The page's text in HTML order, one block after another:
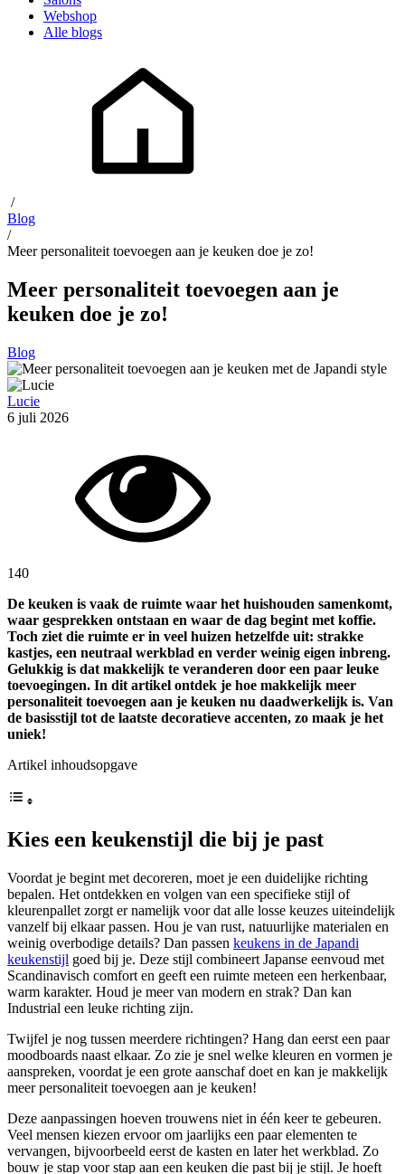
Webshop
Alle blogs
/
Blog
/
Meer personaliteit toevoegen aan je keuken doe je zo!
Meer personaliteit toevoegen aan je
keuken doe je zo!
Blog
Lucie
6 juli 2026
140
De keuken is vaak de ruimte waar het huishouden samenkomt,
waar gesprekken ontstaan en waar de dag begint met koffie.
Toch ziet die ruimte er in veel huizen hetzelfde uit: strakke
kastjes, een neutraal werkblad en verder weinig eigen inbreng.
Gelukkig is dat makkelijk te veranderen door een paar leuke
toevoegingen. In dit artikel ontdek je hoe makkelijk meer
personaliteit toevoegen aan je keuken nu daadwerkelijk is. Van
de basisstijl tot de laatste decoratieve accenten, zo maak je het
uniek!
Artikel inhoudsopgave
Kies een keukenstijl die bij je past
Voordat je begint met decoreren, moet je een duidelijke richting
bepalen. Het ontdekken en volgen van een specifieke stijl of
kleurenpallet zorgt er namelijk voor dat alle losse keuzes uiteindelijk
vanzelf bij elkaar passen. Hou je van rust, natuurlijke materialen en
weinig overbodige details? Dan passen keukens in de Japandi
keukenstijl goed bij je. Deze stijl combineert Japanse eenvoud met
Scandinavisch comfort en geeft een ruimte meteen een herkenbaar,
warm karakter. Houd je meer van modern en strak? Dan kan
Industrial een leuke richting zijn.
Twijfel je nog tussen meerdere richtingen? Hang dan eerst een paar
moodboards naast elkaar. Zo zie je snel welke kleuren en vormen je
aanspreken, voordat je een grote aanschaf doet en kan je makkelijk
meer personaliteit toevoegen aan je keuken!
Deze aanpassingen hoeven trouwens niet in één keer te gebeuren.
Veel mensen kiezen ervoor om jaarlijks een paar elementen te
vervangen, bijvoorbeeld eerst de kasten en later het werkblad. Zo
bouw je stap voor stap aan een keuken die past bij je stijl. Je hoeft